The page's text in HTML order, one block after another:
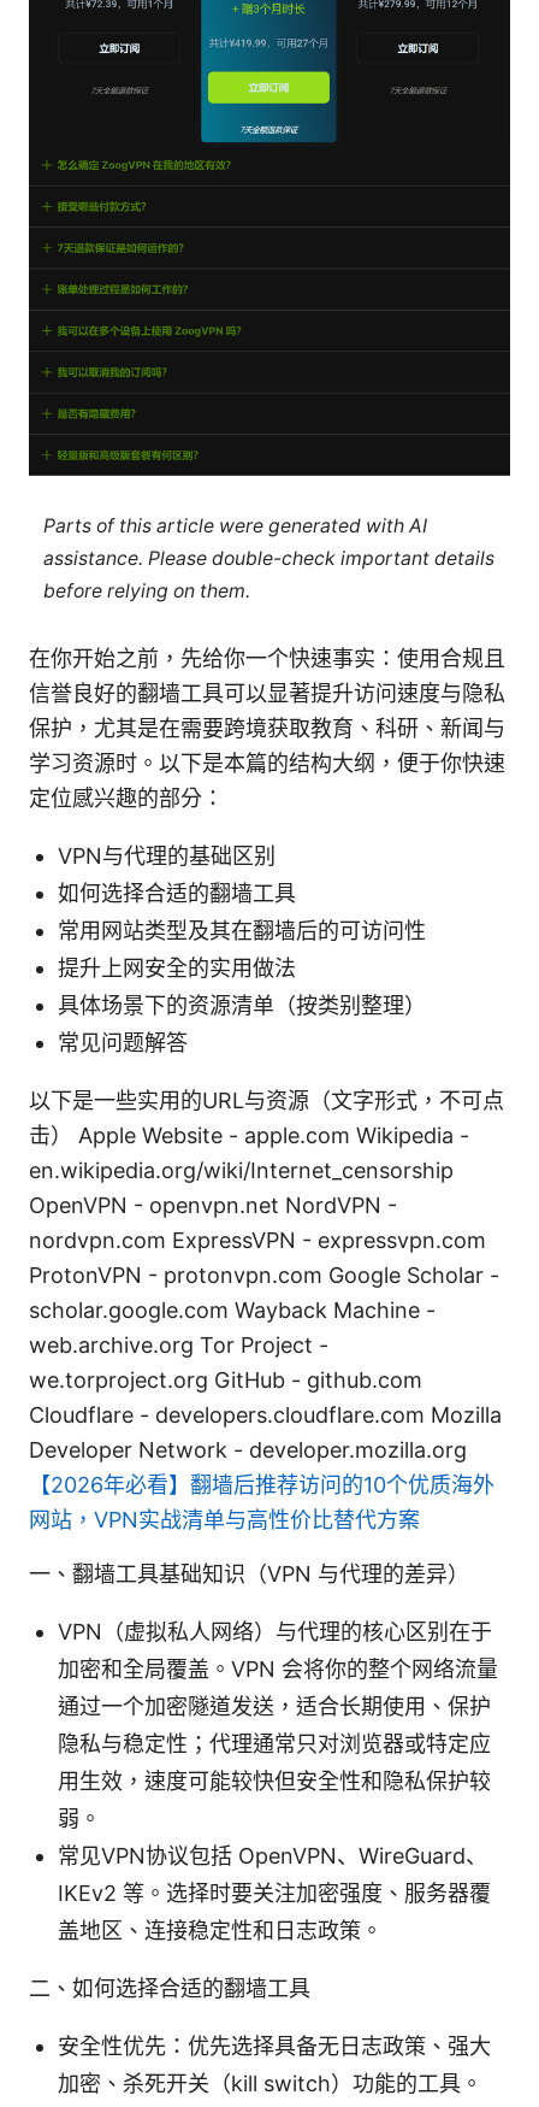
Parts of this article were generated with AI
assistance. Please double-check important details
before relying on them.
在你开始之前，先给你一个快速事实：使用合规且
信誉良好的翻墙工具可以显著提升访问速度与隐私
保护，尤其是在需要跨境获取教育、科研、新闻与
学习资源时。以下是本篇的结构大纲，便于你快速
定位感兴趣的部分：
VPN与代理的基础区别
如何选择合适的翻墙工具
常用网站类型及其在翻墙后的可访问性
提升上网安全的实用做法
具体场景下的资源清单（按类别整理）
常见问题解答
以下是一些实用的URL与资源（文字形式，不可点
击） Apple Website - apple.com Wikipedia -
en.wikipedia.org/wiki/Internet_censorship
OpenVPN - openvpn.net NordVPN -
nordvpn.com ExpressVPN - expressvpn.com
ProtonVPN - protonvpn.com Google Scholar -
scholar.google.com Wayback Machine -
web.archive.org Tor Project -
we.torproject.org GitHub - github.com
Cloudflare - developers.cloudflare.com Mozilla
Developer Network - developer.mozilla.org
【2026年必看】翻墙后推荐访问的10个优质海外
网站，VPN实战清单与高性价比替代方案
一、翻墙工具基础知识（VPN 与代理的差异）
VPN（虚拟私人网络）与代理的核心区别在于
加密和全局覆盖。VPN 会将你的整个网络流量
通过一个加密隧道发送，适合长期使用、保护
隐私与稳定性；代理通常只对浏览器或特定应
用生效，速度可能较快但安全性和隐私保护较
弱。
常见VPN协议包括 OpenVPN、WireGuard、
IKEv2 等。选择时要关注加密强度、服务器覆
盖地区、连接稳定性和日志政策。
二、如何选择合适的翻墙工具
安全性优先：优先选择具备无日志政策、强大
加密、杀死开关（kill switch）功能的工具。